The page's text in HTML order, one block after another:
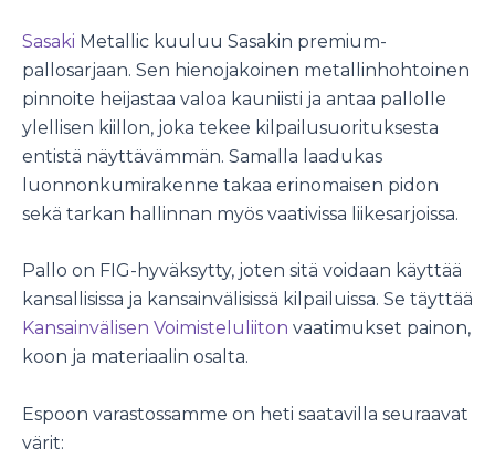
Sasaki Metallic kuuluu Sasakin premium-
pallosarjaan. Sen hienojakoinen metallinhohtoinen
pinnoite heijastaa valoa kauniisti ja antaa pallolle
ylellisen kiillon, joka tekee kilpailusuorituksesta
entistä näyttävämmän. Samalla laadukas
luonnonkumirakenne takaa erinomaisen pidon
sekä tarkan hallinnan myös vaativissa liikesarjoissa.
Pallo on FIG-hyväksytty, joten sitä voidaan käyttää
kansallisissa ja kansainvälisissä kilpailuissa. Se täyttää
Kansainvälisen Voimisteluliiton vaatimukset painon,
koon ja materiaalin osalta.
Espoon varastossamme on heti saatavilla seuraavat
värit: